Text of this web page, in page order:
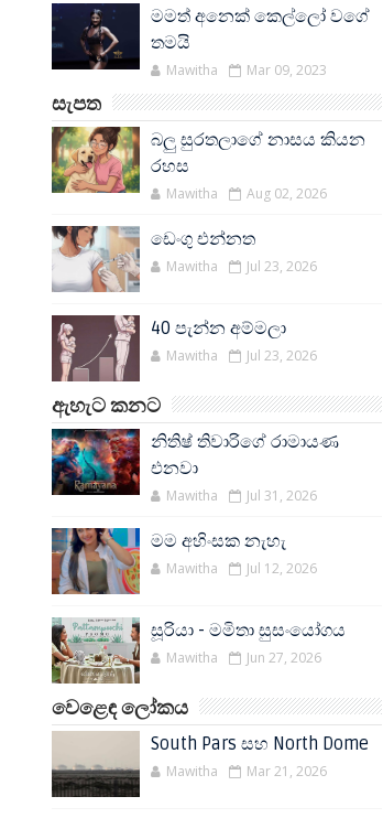
මමත් අනෙක් කෙල්ලෝ වගේ
තමයි
Mawitha Mar 09, 2023
සැපත
බලු සුරතලාගේ නාසය කියන
රහස
Mawitha Aug 02, 2026
ඩෙංගු එන්නත
Mawitha Jul 23, 2026
40 පැන්න අම්මලා
Mawitha Jul 23, 2026
ඇහැට කනට
නිතිෂ් තිවාරිගේ රාමායණ
එනවා
Mawitha Jul 31, 2026
මම අහිංසක නැහැ
Mawitha Jul 12, 2026
සූරියා - මමිතා සුසංයෝගය
Mawitha Jun 27, 2026
වෙළෙඳ ලෝකය
South Pars සහ North Dome
Mawitha Mar 21, 2026